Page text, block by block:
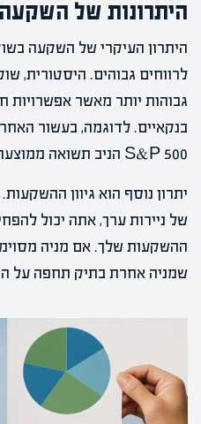
היתרונות של
היתרון העיקרי של השקעה
לרווחים גבוהים. היסטורית,
גבוהות יותר מאשר אפשרויות
בנקאיים. לדוגמה, בעשור
S&P 500 הניב תשואה ממוצעת של כ-10% בשנה.
יתרון נוסף הוא גיוון
של ניירות ערך, אתה יכול
ההשקעות שלך. אם מניה
שמניה אחרת בתיק תחפה על